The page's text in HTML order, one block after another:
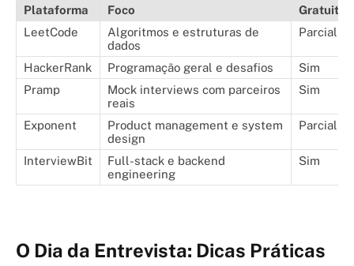
Plataforma
Foco
Gratuito?
LeetCode
Algoritmos e estruturas de
dados
HackerRank Programação geral e desafios
Sim
Pramp
Mock interviews com parceiros
reais
Sim
Exponent
Product management e system
design
InterviewBit
Full-stack e backend
engineering
Sim
O Dia da Entrevista: Dicas Práticas